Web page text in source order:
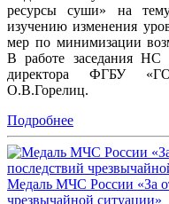
ресурсы суши» на
изучению изменения
мер по минимизации
В работе заседания
директора ФГБУ
О.В.Горелиц.
Подробнее
Медаль МЧС России «За
чрезвычайной ситуации»